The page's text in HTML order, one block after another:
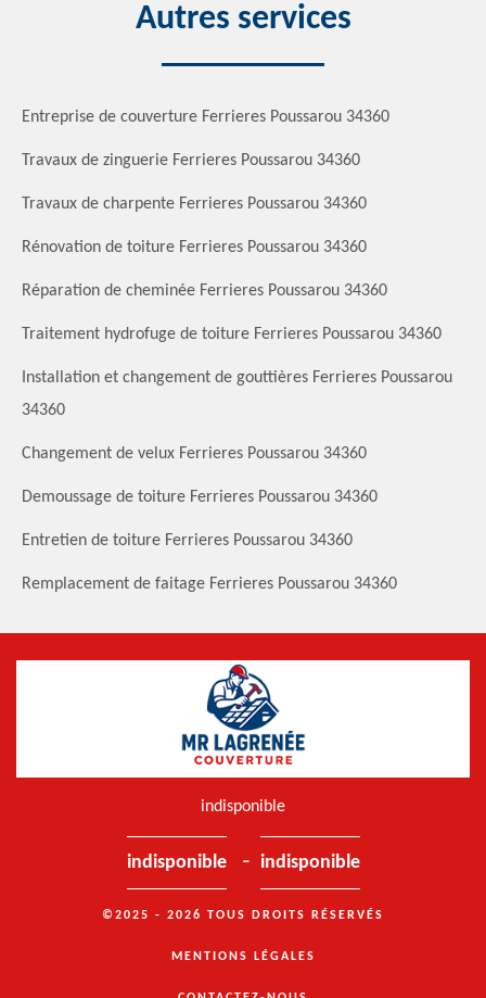
Autres services
Entreprise de couverture Ferrieres Poussarou 34360
Travaux de zinguerie Ferrieres Poussarou 34360
Travaux de charpente Ferrieres Poussarou 34360
Rénovation de toiture Ferrieres Poussarou 34360
Réparation de cheminée Ferrieres Poussarou 34360
Traitement hydrofuge de toiture Ferrieres Poussarou 34360
Installation et changement de gouttières Ferrieres Poussarou
34360
Changement de velux Ferrieres Poussarou 34360
Demoussage de toiture Ferrieres Poussarou 34360
Entretien de toiture Ferrieres Poussarou 34360
Remplacement de faitage Ferrieres Poussarou 34360
indisponible
indisponible - indisponible
©2025 - 2026 TOUS DROITS RÉSERVÉS
MENTIONS LÉGALES